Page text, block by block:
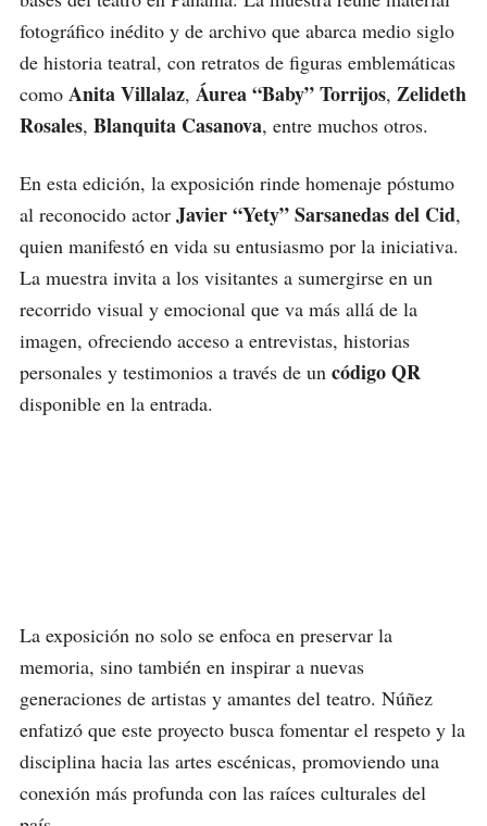
fotográfico inédito y de archivo que abarca medio siglo
de historia teatral, con retratos de figuras emblemáticas
como Anita Villalaz, Áurea “Baby” Torrijos, Zelideth
Rosales, Blanquita Casanova, entre muchos otros.
En esta edición, la exposición rinde homenaje póstumo
al reconocido actor Javier “Yety” Sarsanedas del Cid,
quien manifestó en vida su entusiasmo por la iniciativa.
La muestra invita a los visitantes a sumergirse en un
recorrido visual y emocional que va más allá de la
imagen, ofreciendo acceso a entrevistas, historias
personales y testimonios a través de un código QR
disponible en la entrada.
La exposición no solo se enfoca en preservar la
memoria, sino también en inspirar a nuevas
generaciones de artistas y amantes del teatro. Núñez
enfatizó que este proyecto busca fomentar el respeto y la
disciplina hacia las artes escénicas, promoviendo una
conexión más profunda con las raíces culturales del